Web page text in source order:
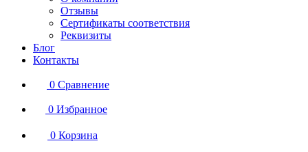
Отзывы
Сертификаты соответствия
Реквизиты
Блог
Контакты
0 Сравнение
0 Избранное
0 Корзина